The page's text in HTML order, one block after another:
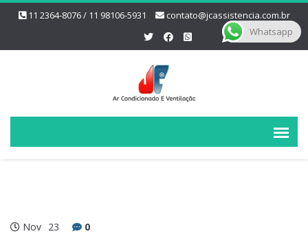
11 2364-8076 / 11 98106-5931 contato@jcassistencia.com.br
Nov 23 0
Whatsapp